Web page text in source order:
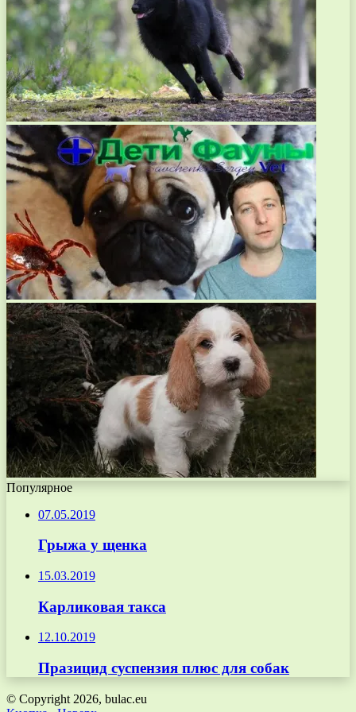
Популярное
07.05.2019
Грыжа у щенка
15.03.2019
Карликовая такса
12.10.2019
Празицид суспензия плюс для собак
© Copyright 2026, bulac.eu